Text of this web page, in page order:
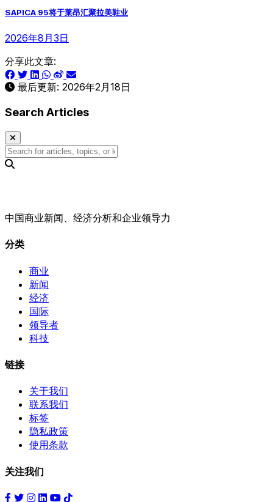
SAPICA 95将于莱昂汇聚拉美鞋业
2026年8月3日
分享此文章:
最后更新: 2026年2月18日
Search Articles
中国商业新闻、经济分析和企业领导力
分类
商业
新闻
经济
国际
领导者
科技
链接
关于我们
联系我们
标签
隐私政策
使用条款
关注我们